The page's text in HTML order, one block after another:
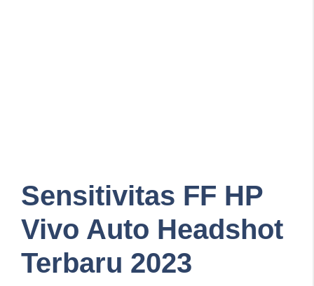
Sensitivitas FF HP
Vivo Auto Headshot
Terbaru 2023